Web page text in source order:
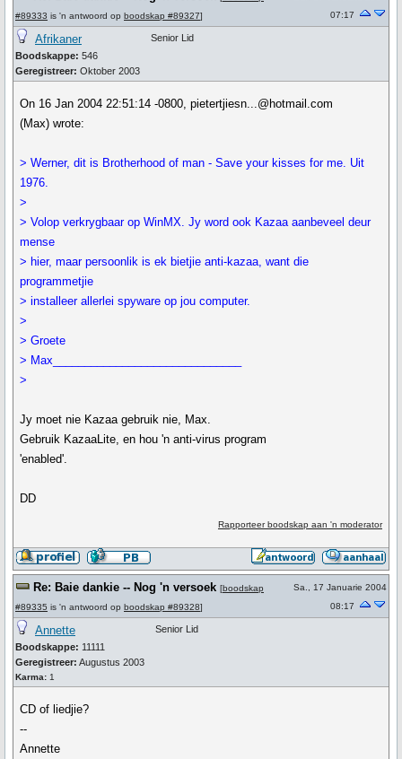
#89333 is 'n antwoord op boodskap #89327]
07:17
Afrikaner
Boodskappe: 546
Geregistreer: Oktober 2003
Senior Lid
On 16 Jan 2004 22:51:14 -0800, pietertjiesn...@hotmail.com
(Max) wrote:
> Werner, dit is Brotherhood of man - Save your kisses for me. Uit
1976.
>
> Volop verkrygbaar op WinMX. Jy word ook Kazaa aanbeveel deur
mense
> hier, maar persoonlik is ek bietjie anti-kazaa, want die
programmetjie
> installeer allerlei spyware op jou computer.
>
> Groete
> Max______________________________
>
Jy moet nie Kazaa gebruik nie, Max.
Gebruik KazaaLite, en hou 'n anti-virus program
'enabled'.
DD
Rapporteer boodskap aan 'n moderator
Re: Baie dankie -- Nog 'n versoek [boodskap
#89335 is 'n antwoord op boodskap #89328]
Sa., 17 Januarie 2004
08:17
Annette
Boodskappe: 11111
Geregistreer: Augustus 2003
Karma: 1
Senior Lid
CD of liedjie?
--
Annette